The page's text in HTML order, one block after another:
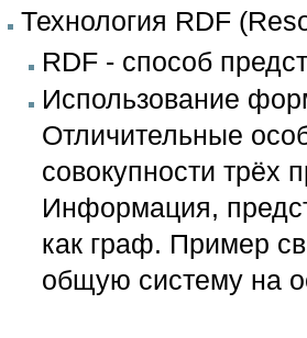
Технология RDF
RDF - способ
Использование
Отличительные
совокупности трёх
Информация,
как граф. Пример
общую систему на